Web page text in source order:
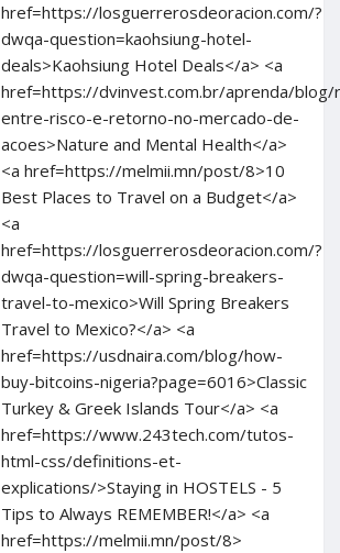
href=https://losguerrerosdeoracion.com/?
dwqa-question=kaohsiung-hotel-
deals>Kaohsiung Hotel Deals</a> <a
href=https://dvinvest.com.br/aprenda/blog/
entre-risco-e-retorno-no-mercado-de-
acoes>Nature and Mental Health</a>
<a href=https://melmii.mn/post/8>10
Best Places to Travel on a Budget</a>
<a
href=https://losguerrerosdeoracion.com/?
dwqa-question=will-spring-breakers-
travel-to-mexico>Will Spring Breakers
Travel to Mexico?</a> <a
href=https://usdnaira.com/blog/how-
buy-bitcoins-nigeria?page=6016>Classic
Turkey & Greek Islands Tour</a> <a
href=https://www.243tech.com/tutos-
html-css/definitions-et-
explications/>Staying in HOSTELS - 5
Tips to Always REMEMBER!</a> <a
href=https://melmii.mn/post/8>